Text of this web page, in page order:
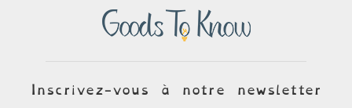
Inscrivez-vous à notre newsletter